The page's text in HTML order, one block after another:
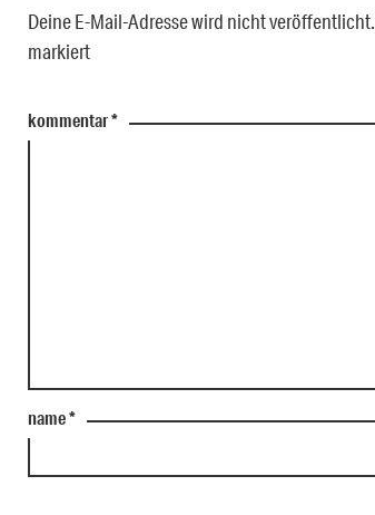
Deine E-Mail-Adresse wird nicht veröffentlicht.
markiert
kommentar*
name*